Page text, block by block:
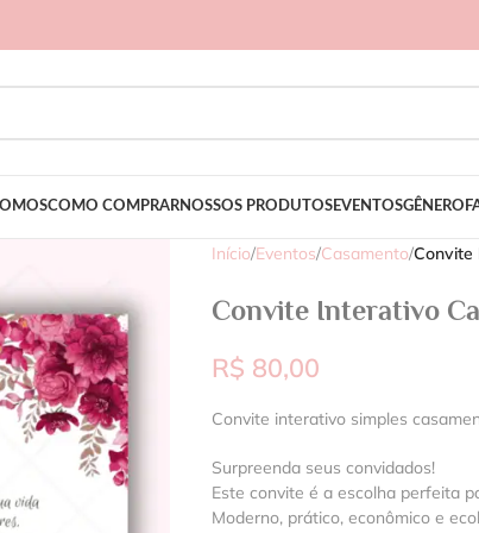
COMO COMPRARNOSSOS PRODUTOSEVENTOSGÊNERO
Início/Eventos/Casamento/Convite
Convite Interativo
R$ 80,00
Convite interativo simples
Surpreenda seus convidados!
Este convite é a escolha perfeita
Moderno, prático, econômico e